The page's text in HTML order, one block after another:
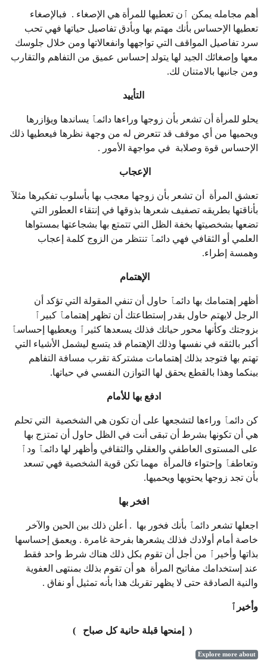
أهم مجامله يمكن ٱن تعطيها للمرأة هي الإصغاء . فبالإصغاء
تعطيها الإحساس بأنك مهتم بها وبأدق تفاصيل حياتها فهي تحب
سرد تفاصيل المواقف التي تواجهها وانفعالاتها ومن خلال جلوسك
معها وإصغائك الجيد لها يتولد إحساس عميق من التفاهم والتقارب
ومن جانبها بالامتنان لك.
التأييد
يحلو للمرأة أن تشعر بأن زوجها وراءها دائمٱ يساندها ويؤازرها
ويحميها من أي موقف قد تتعرض له من وجهة نظرها فيعطيها ذلك
الإحساس قوة وصلابة في مواجهة الأمور .
الإعجاب
تعشق المرأة أن تشعر بأن زوجها معجب بها بأسلوب تفكيرها مثلآ
بأناقتها بطريقه تصفيف شعرها بذوقها في إنتقاء العطور التي
تضعها بشخصيتها بخفة الظل التي تتمتع بها بشجاعتها بمستواها
العلمي أو الثقافي فهي دائمٱ تنتظر من الزوج كلمة إعجاب
وهمسة إطراء.
الإهتمام
أظهر إهتمامك بها دائمٱ حاول أن تنفي المقولة التي تؤكد أن
الرجل لايهتم حاول بقدر إستطاعتك أن تظهر إهتمامٱ كبيرٱ
بزوجتك وكأنها محور حياتك فذلك يسعدها كثيرٱ ويعطيها إحساسٱ
أكبر بالثقه في نفسها وذلك الإهتمام قد يتسع ليشمل الأشياء التي
تهتم بها فتوجد بذلك إهتمامات مشتركة تقرب مسافة التفاهم
بينكما وهذا بالقطع يحقق لها التوازن النفسي في حياتها.
ادفع بها للأمام
كن دائمٱ وراءها لتشجعها على أن تكون هي الشخصية التي تحلم
هي أن تكونها بشرط أن تبقى أنت في الظل حاول أن تمتزج بها
على المستوى العاطفي والعقلي والثقافي وأظهر لها دائمٱ ودٱ
وتعاطفٱ وإحتواء فالمرأة مهما تكن قوية الشخصية فهي تسعد
بأن تجد زوجها يحتويها ويحميها.
افخر بها
اجعلها تشعر دائمٱ بأنك فخور بها . أعلن ذلك بين الحين والآخر
خاصة أمام أولادك فذلك يشعرها بفرحة غامرة . ويعمق إحساسها
بذاتها وأخيرٱ من أجل أن تقوم بكل ذلك هناك شرط واحد فقط
عند إستخدامك مفاتيح المرأة هو أن تقوم بذلك بمنتهى العفوية
والنية الصادقة حتى لا يظهر تقربك هذا بأنه تمثيل أو نفاق .
وأخيرٱ
( إمنحها قبلة حانية كل صباح )
Explore more about